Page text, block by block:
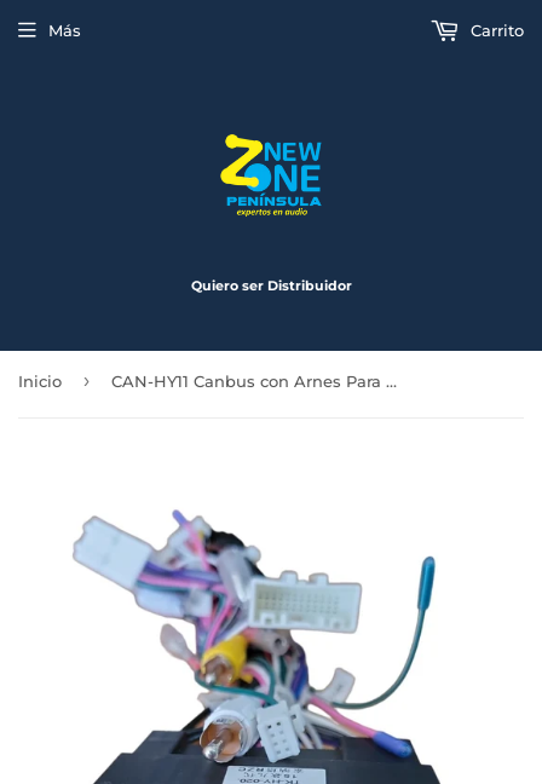
Quiero ser Distribuidor
Más Carrito
Inicio › CAN-HY11 Canbus con Arnes Para Pantalla Especial HF-9405HY9